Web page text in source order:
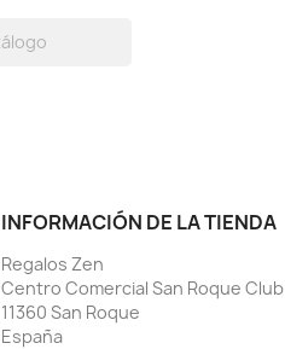
INFORMACIÓN DE LA TIENDA
Regalos Zen
Centro Comercial San Roque Club
11360 San Roque
España